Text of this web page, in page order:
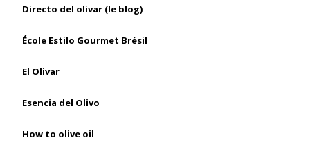
Directo del olivar (le blog)
École Estilo Gourmet Brésil
El Olivar
Esencia del Olivo
How to olive oil